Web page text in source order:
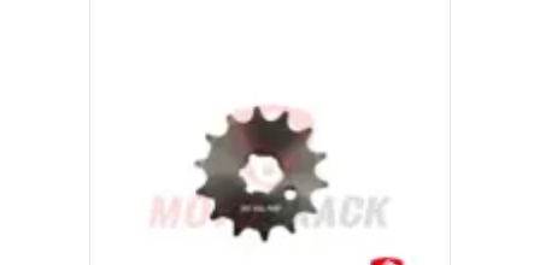
AÑADIR AL CARRITO